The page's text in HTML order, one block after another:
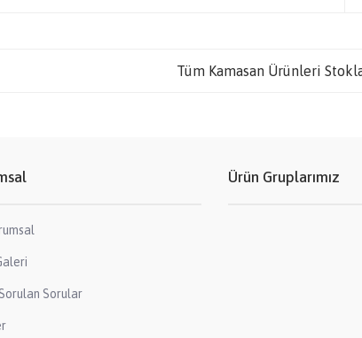
Tüm Kamasan Ürünleri
Sorular
Ürün Gruplarımız